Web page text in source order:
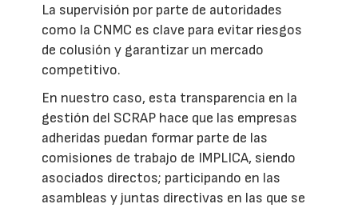
La supervisión por parte de autoridades
como la CNMC es clave para evitar riesgos
de colusión y garantizar un mercado
competitivo.
En nuestro caso, esta transparencia en la
gestión del SCRAP hace que las empresas
adheridas puedan formar parte de las
comisiones de trabajo de IMPLICA, siendo
asociados directos; participando en las
asambleas y juntas directivas en las que se